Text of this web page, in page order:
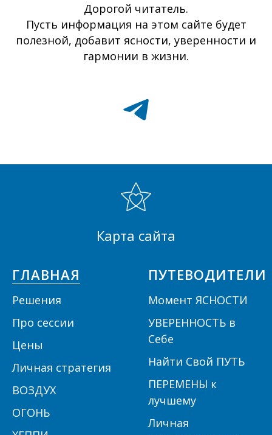
Дорогой читатель.
Пусть информация на этом сайте будет
полезной, добавит ясности, уверенности и
гармонии в жизни.
Карта сайта
ГЛАВНАЯ
Решения
Про сессии
Цены
Личная стратегия
ВОЗДУХ
ОГОНЬ
ПУТЕВОДИТЕЛИ
Момент ЯСНОСТИ
УВЕРЕННОСТЬ в
Себе
Найти Свой ПУТЬ
ПЕРЕМЕНЫ к
лучшему
Личная